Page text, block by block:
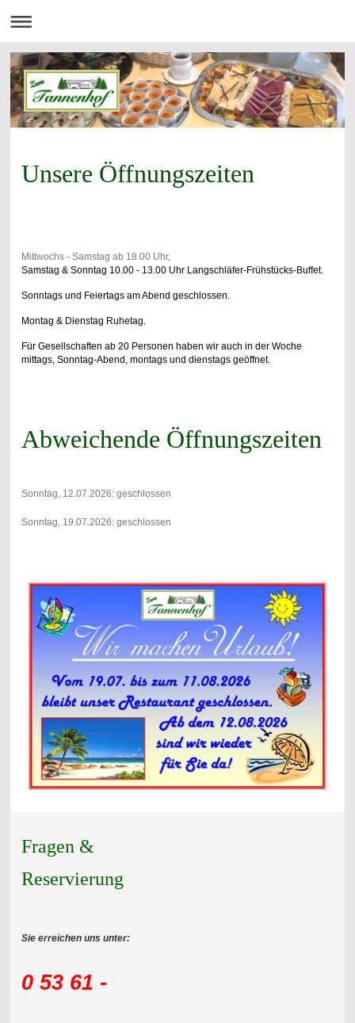
Unsere Öffnungszeiten
Mittwochs- Samstag ab 18.00 Uhr,
Samstag & Sonntag 10.00 - 13.00 Uhr Langschläfer-Frühstücks-Buffet.
Sonntags und Feiertags am Abend geschlossen.
Montag & Dienstag Ruhetag.
Für Gesellschaften ab 20 Personen haben wir auch in der Woche
mittags, Sonntag-Abend, montags und dienstags geöffnet.
Abweichende Öffnungszeiten
Sonntag, 12.07.2026: geschlossen
Sonntag, 19.07.2026: geschlossen
Fragen &
Reservierung
Sie erreichen uns unter:
0 53 61 -